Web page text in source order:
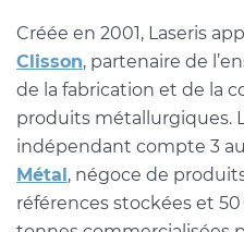
Créée en 2001, Laseris
Clisson, partenaire de
de la fabrication et de la
produits métallurgiques.
indépendant compte 3
Métal, négoce de
références stockées et 50